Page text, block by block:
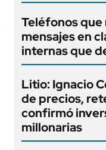
Teléfonos que
mensajes en
internas que
Litio: Ignacio
de precios,
confirmó
millonarias